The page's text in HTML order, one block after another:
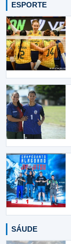
ESPORTE
SÁUDE